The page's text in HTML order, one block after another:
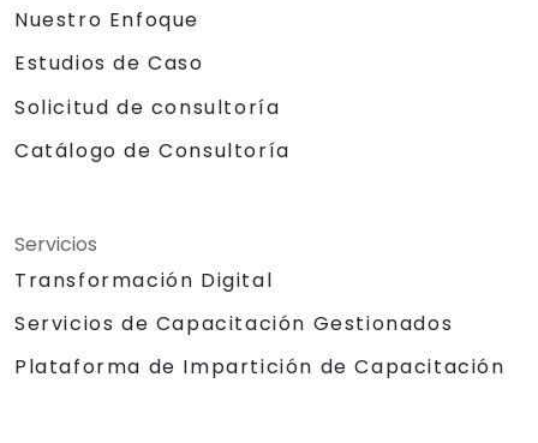
Nuestro Enfoque
Estudios de Caso
Solicitud de consultoría
Catálogo de Consultoría
Servicios
Transformación Digital
Servicios de Capacitación Gestionados
Plataforma de Impartición de Capacitación